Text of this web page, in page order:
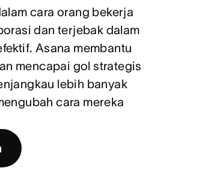
cara orang bekerja
dan terjebak dalam
Asana membantu
mencapai gol strategis
lebih banyak
cara mereka